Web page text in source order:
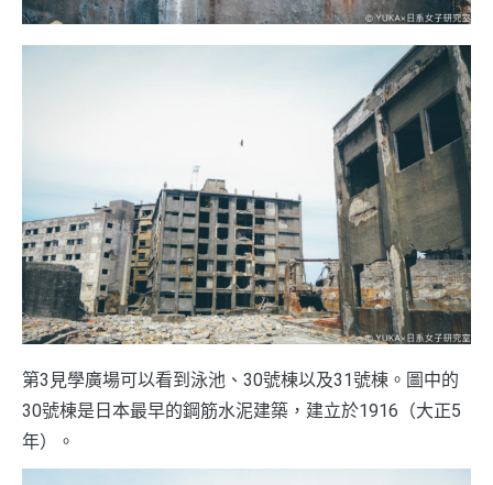
第3見學廣場可以看到泳池、30號棟以及31號棟。圖中的
30號棟是日本最早的鋼筋水泥建築，建立於1916（大正5
年）。